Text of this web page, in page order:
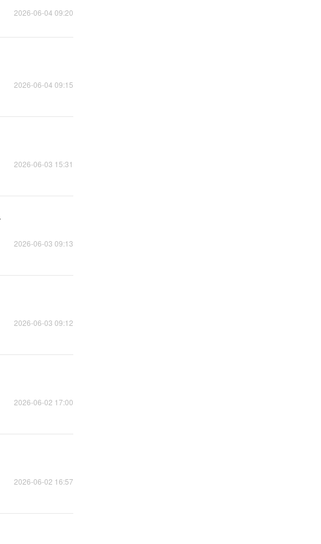
2026-06-04 09:20
2026-06-04 09:15
2026-06-03 15:31
2026-06-03 09:13
2026-06-03 09:12
2026-06-02 17:00
2026-06-02 16:57